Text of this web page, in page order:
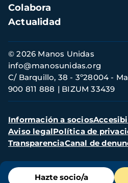
Menú
Hazte socio/a
Colabora
Actualidad
Información
de
contacto
© 2026 Manos Unidas
C/ Barquillo, 38 - 3º28004 -
900 811 888
BIZUM 33439
info@manosunidas.org
Menú
secundario
Información a socios
Aviso legalPolítica de
TransparenciaCanal de